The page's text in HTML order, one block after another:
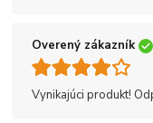
Overený zákazník
Vynikajúci produkt!